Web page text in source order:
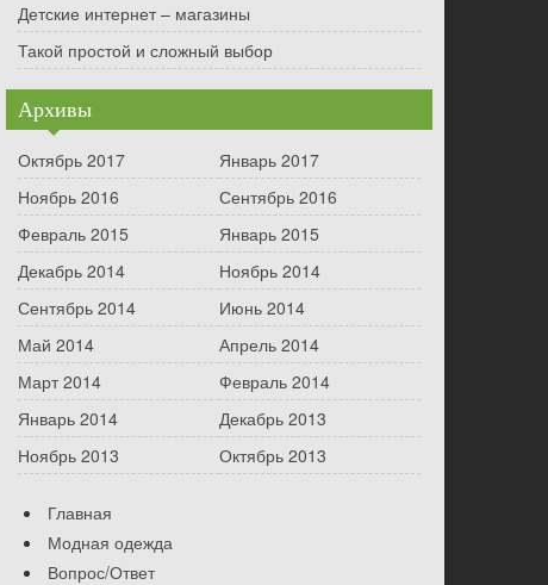
Детские интернет – магазины
Такой простой и сложный выбор
Архивы
Октябрь 2017
Январь 2017
Ноябрь 2016
Сентябрь 2016
Февраль 2015
Январь 2015
Декабрь 2014
Ноябрь 2014
Сентябрь 2014
Июнь 2014
Май 2014
Апрель 2014
Март 2014
Февраль 2014
Январь 2014
Декабрь 2013
Ноябрь 2013
Октябрь 2013
Главная
Модная одежда
Вопрос/Ответ